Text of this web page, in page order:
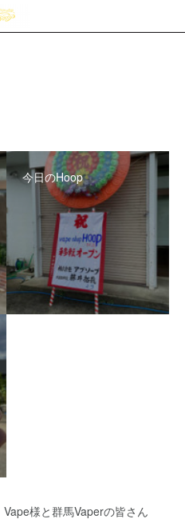
今日のHoop
様と群馬Vaperの皆さん